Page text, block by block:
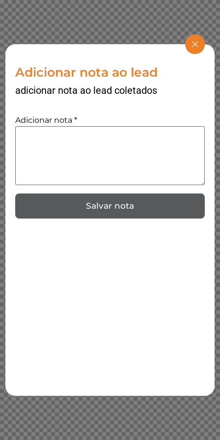
Adicionar nota ao lead
adicionar nota ao lead coletados
Adicionar nota*
Salvar nota